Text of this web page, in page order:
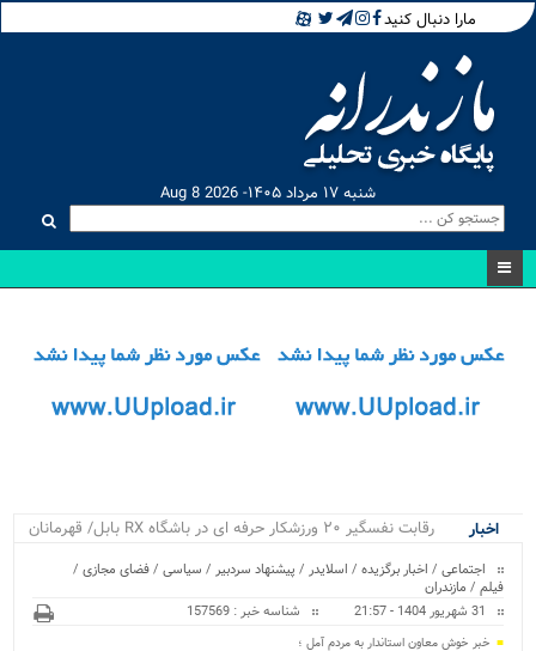
مارا دنبال کنید
شنبه ۱۷ مرداد ۱۴۰۵- Aug 8 2026
اخبار
رقابت نفسگیر ۲۰ ورزشکار حرفه ای در باشگاه RX بابل/ قهرمانان
کراسفیت شهرستان بابل...
اجتماعی / اخبار برگزیده / اسلایدر / پیشنهاد سردبیر / سیاسی /فضای مجازی /
فیلم / مازندران
شناسه خبر : 157569
خبر خوش معاون استاندار به مردم آمل ؛